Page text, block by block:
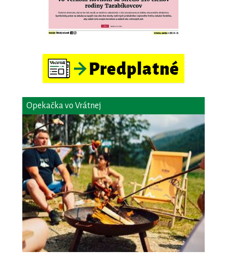
Opekačka vo Vrátnej